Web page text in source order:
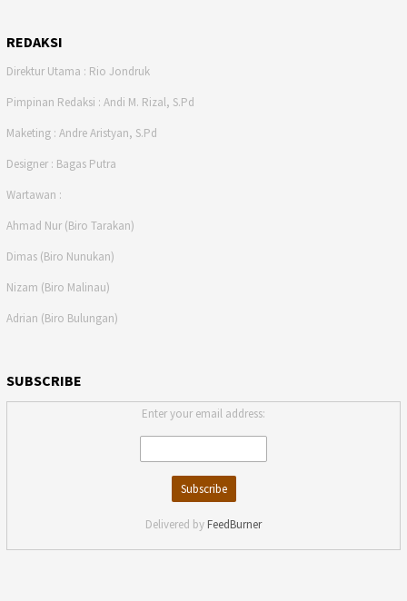
REDAKSI
Direktur Utama : Rio Jondruk
Pimpinan Redaksi : Andi M. Rizal, S.Pd
Maketing : Andre Aristyan, S.Pd
Designer : Bagas Putra
Wartawan :
Ahmad Nur (Biro Tarakan)
Dimas (Biro Nunukan)
Nizam (Biro Malinau)
Adrian (Biro Bulungan)
SUBSCRIBE
Enter your email address:
Delivered by FeedBurner